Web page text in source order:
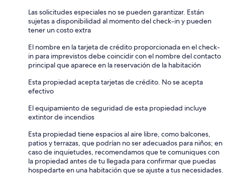
Las solicitudes especiales no se pueden garantizar. Están
sujetas a disponibilidad al momento del check-in y pueden
tener un costo extra
El nombre en la tarjeta de crédito proporcionada en el check-
in para imprevistos debe coincidir con el nombre del contacto
principal que aparece en la reservación de la habitación
Esta propiedad acepta tarjetas de crédito. No se acepta
efectivo
El equipamiento de seguridad de esta propiedad incluye
extintor de incendios
Esta propiedad tiene espacios al aire libre, como balcones,
patios y terrazas, que podrían no ser adecuados para niños; en
caso de inquietudes, recomendamos que te comuniques con
la propiedad antes de tu llegada para confirmar que puedas
hospedarte en una habitación que se ajuste a tus necesidades.